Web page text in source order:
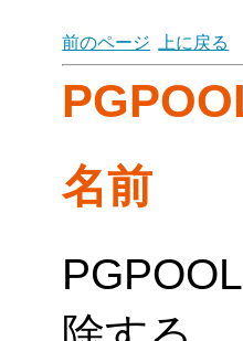
前のページ
上に戻る
名前